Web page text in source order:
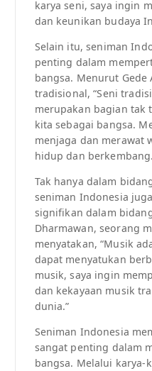
karya seni, saya ingin
dan keunikan budaya
Selain itu, seniman
penting dalam
bangsa. Menurut
tradisional, “Seni
merupakan bagian tak
kita sebagai bangsa.
menjaga dan merawat
hidup dan
Tak hanya dalam
seniman Indonesia
signifikan dalam
Dharmawan, seorang
menyatakan, “Musik
dapat menyatukan
musik, saya ingin
dan kekayaan musik
dunia.”
Seniman Indonesia
sangat penting dalam
bangsa. Melalui karya-